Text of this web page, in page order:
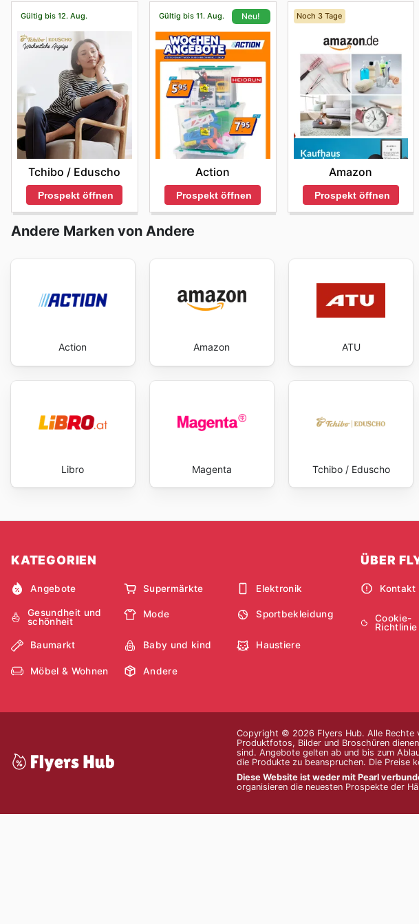
Gültig bis 12. Aug.
Tchibo / Eduscho
Prospekt öffnen
Gültig bis 11. Aug. Neu!
Action
Prospekt öffnen
Noch 3 Tage
Amazon
Prospekt öffnen
Andere Marken von Andere
Action Amazon ATU
Libro Magenta Tchibo / Eduscho
KATEGORIEN
Angebote Supermärkte Elektronik
Gesundheit und
schönheit
Mode Sportbekleidung
Baumarkt Baby und kind Haustiere
Möbel & Wohnen Andere
ÜBER
Kontakt
Cookie-
Richtlinie
Copyright © 2026 Flyers Hub. Alle Rechte
Produktfotos, Bilder und Broschüren
sind. Angebote gelten ab und bis zum
die Produkte zu beanspruchen. Die Preise
Diese Website ist weder mit Pearl
organisieren die neuesten Prospekte der